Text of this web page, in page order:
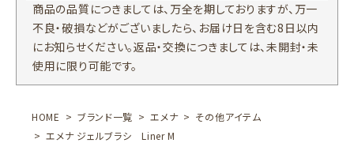
商品の品質につきましては、万全を期しておりますが、万一
不良・破損などがございましたら、お届け日を含む8日以内
にお知らせください。返品・交換につきましては、未開封・未
使用に限り可能です。
HOME ブランド一覧 エメナ
その他アイテム
エメナ ジェルブラシ Liner M